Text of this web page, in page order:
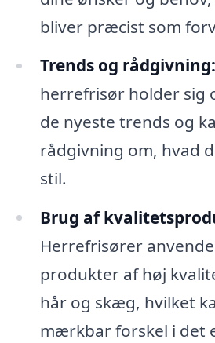
bliver præcist som
Trends og rådgivning:
herrefrisør holder sig
de nyeste trends og
rådgivning om, hvad
stil.
Brug af
Herrefrisører
produkter af høj
hår og skæg, hvilket
mærkbar forskel i det